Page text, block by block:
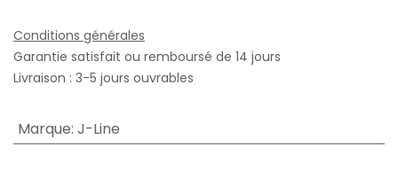
Conditions générales
Garantie satisfait ou remboursé de 14 jours
Livraison : 3-5 jours ouvrables
Marque: J-Line